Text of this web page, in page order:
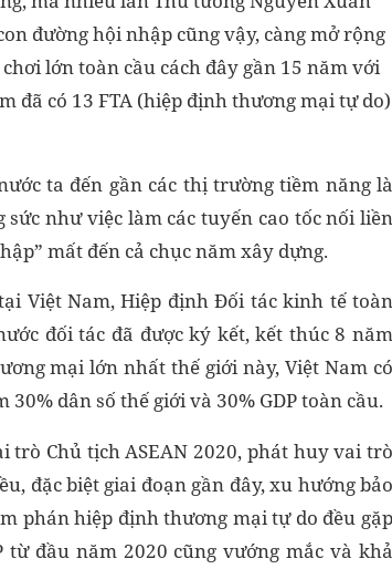
đường hội nhập cũng vậy, càng mở rộng
lớn toàn cầu cách đây gần 15 năm với
đã có 13 FTA (hiệp định thương mại tự do)
ta đến gần các thị trường tiềm năng là
như việc làm các tuyến cao tốc nối liền
mất đến cả chục năm xây dựng.
Việt Nam, Hiệp định Đối tác kinh tế toàn
đối tác đã được ký kết, kết thúc 8 năm
mại lớn nhất thế giới này, Việt Nam có
dân số thế giới và 30% GDP toàn cầu.
trò Chủ tịch ASEAN 2020, phát huy vai trò
đặc biệt giai đoạn gần đây, xu hướng bảo
phán hiệp định thương mại tự do đều gặp
từ đầu năm 2020 cũng vướng mắc và khả